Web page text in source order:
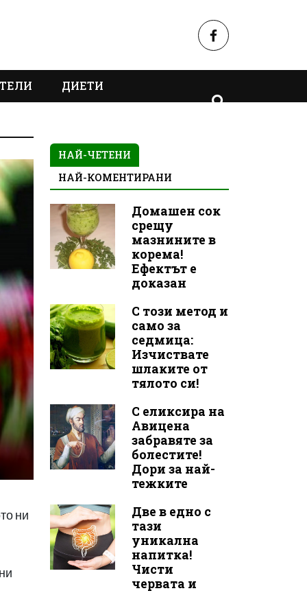
ДИЕТИ
ни
НАЙ-ЧЕТЕНИ
НАЙ-КОМЕНТИРАНИ
Домашен сок
срещу
мазнините в
корема!
Ефектът е
доказан
С този метод и
само за
седмица:
Изчиствате
шлаките от
тялото си!
С еликсира на
Авицена
забравяте за
болестите!
Дори за най-
тежките
Две в едно с
тази
уникална
напитка!
Чисти
червата и